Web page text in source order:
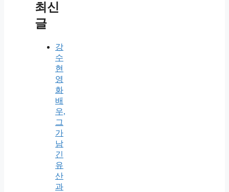
최신
글
강
수
현
영
화
배
우,
그
가
남
긴
유
산
과